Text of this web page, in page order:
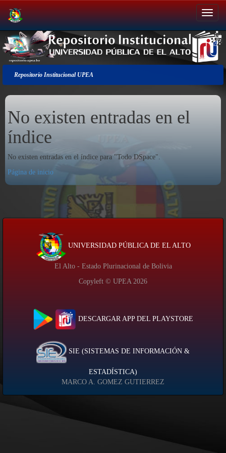
Salir
de
la
navegación
Repositorio Institucional UPEA
No existen entradas en el
índice
No existen entradas en el índice para "Todo DSpace".
Página de inicio
UNIVERSIDAD PÚBLICA DE EL ALTO
El Alto - Estado Plurinacional de Bolivia
Copyleft © UPEA 2026
DESCARGAR APP DEL PLAYSTORE
SIE (SISTEMAS DE INFORMACIÓN &
ESTADÍSTICA)
MARCO A. GOMEZ GUTIERREZ